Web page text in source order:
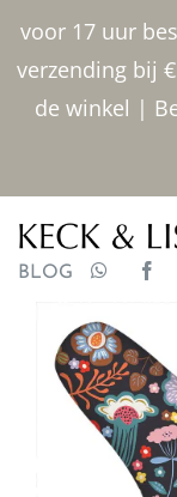
voor 17 uur
verzending bij
de winkel |
inhoud
BLOG